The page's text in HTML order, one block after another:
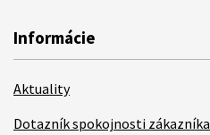
Informácie
Aktuality
Dotazník spokojnosti zákazníka